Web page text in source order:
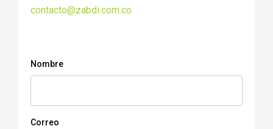
contacto@zabdi.com.co
Nombre
Correo